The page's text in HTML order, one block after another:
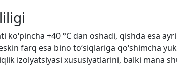
+40 °C dan oshadi, qishda esa
farq esa bino to‘siqlariga qo‘shimcha
izolyatsiyasi xususiyatlarini, balki mana